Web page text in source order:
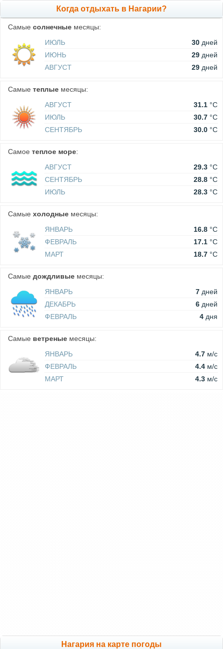
Когда отдыхать в Нагарии?
Самые солнечные месяцы:
ИЮЛЬ
30 дней
ИЮНЬ
29 дней
АВГУСТ
29 дней
Самые теплые месяцы:
АВГУСТ
31.1 °C
ИЮЛЬ
30.7 °C
СЕНТЯБРЬ
30.0 °C
Самое теплое море:
АВГУСТ
29.3 °C
СЕНТЯБРЬ
28.8 °C
ИЮЛЬ
28.3 °C
Самые холодные месяцы:
ЯНВАРЬ
16.8 °C
ФЕВРАЛЬ
17.1 °C
МАРТ
18.7 °C
Самые дождливые месяцы:
ЯНВАРЬ
7 дней
ДЕКАБРЬ
6 дней
ФЕВРАЛЬ
4 дня
Самые ветреные месяцы:
ЯНВАРЬ
4.7 м/c
ФЕВРАЛЬ
4.4 м/c
МАРТ
4.3 м/c
Нагария на карте погоды